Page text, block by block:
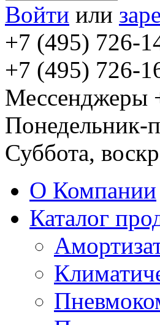
Войти или
+7 (495) 726-
+7 (495) 726-
Мессенджеры
Понедельник-
Суббота,
О Компании
Каталог